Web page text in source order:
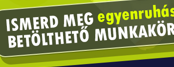
Bejelentő adatai
Bejelentő neve *